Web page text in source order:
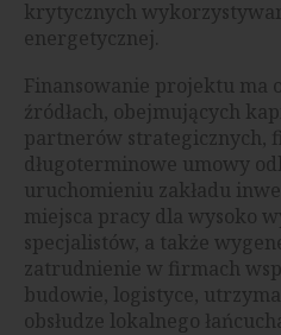
krytycznych
energetycznej.
Finansowanie projektu ma
źródłach, obejmujących
partnerów strategicznych,
długoterminowe umowy
uruchomieniu zakładu
miejsca pracy dla wysoko
specjalistów, a także
zatrudnienie w firmach
budowie, logistyce,
obsłudze lokalnego